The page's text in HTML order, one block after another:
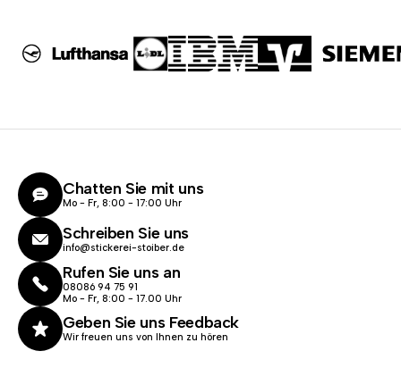
Chatten Sie mit uns
Mo - Fr, 8:00 - 17:00 Uhr
Schreiben Sie uns
info@stickerei-stoiber.de
Rufen Sie uns an
08086 94 75 91
Mo - Fr, 8:00 - 17.00 Uhr
Geben Sie uns Feedback
Wir freuen uns von Ihnen zu hören